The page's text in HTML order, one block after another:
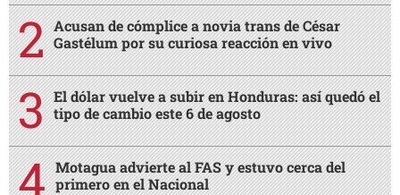
Acusan de cómplice a novia trans de César
Gastélum por su curiosa reacción en vivo
El dólar vuelve a subir en Honduras: así quedó el
tipo de cambio este 6 de agosto
Motagua advierte al FAS y estuvo cerca del
primero en el Nacional